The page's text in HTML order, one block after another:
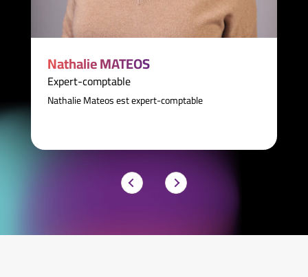
Nathalie MATEOS
Expert-comptable
Nathalie Mateos est expert-comptable